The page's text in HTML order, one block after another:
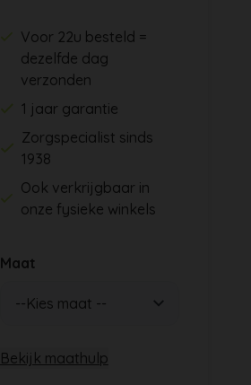
Voor 22u besteld =
dezelfde dag
verzonden
1 jaar garantie
Zorgspecialist sinds
1938
Ook verkrijgbaar in
onze fysieke winkels
Maat
Bekijk maathulp